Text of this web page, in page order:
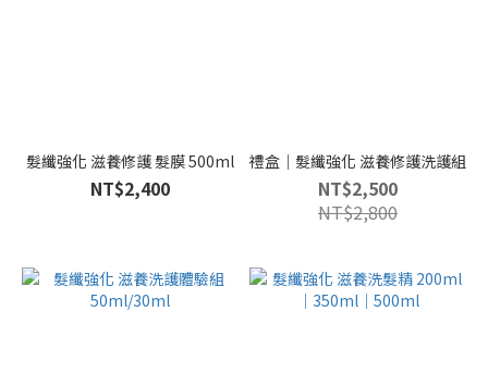
髮纖強化 滋養修護 髮膜 500ml
NT$2,400
禮盒｜髮纖強化 滋養修護洗護組
NT$2,500
NT$2,800